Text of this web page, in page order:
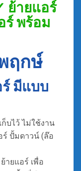
ย้ายแอร์
พร้อม
ฤกษ์
มีแบบ
บไว้ ไม่ใช้งาน
ร์ ปั้มดาวน์ (ล๊อ
ายแอร์ เพื่อ